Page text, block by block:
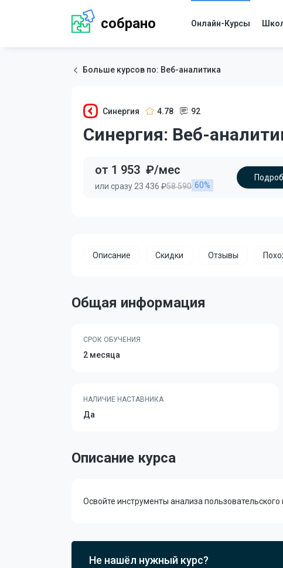
собрано Онлайн-Курсы
Больше курсов по: Веб-аналитика
Синергия 4.78 92
Синергия: Веб-
от 1 953 ₽/мес
или сразу 23 436 ₽58 590 60%
Описание Скидки Отзывы
Общая информация
СРОК ОБУЧЕНИЯ
2 месяца
НАЛИЧИЕ НАСТАВНИКА
Да
Описание курса
Освойте инструменты анализа
Не нашёл нужный курс?